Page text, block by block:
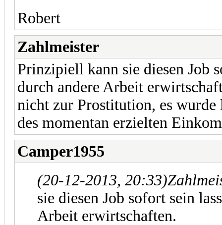
Robert
Zahlmeister
Prinzipiell kann sie diesen Job
durch andere Arbeit
nicht zur Prostitution, es
des momentan erzielten
Camper1955
(20-12-2013, 20:33)
sie diesen Job sofort sein
Arbeit erwirtschaften.